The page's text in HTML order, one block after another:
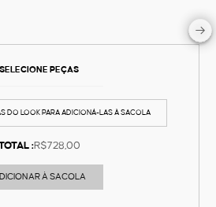
SELECIONE PEÇAS
DO LOOK PARA ADICIONÁ-LAS À SACOLA
:R$728,00
À SACOLA